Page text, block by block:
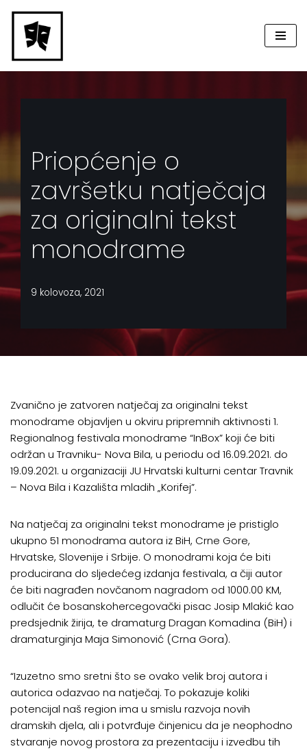
Skip
content
Priopćenje o
završetku natječaja
za originalni tekst
monodrame
9 kolovoza, 2021
Zvanično je zatvoren natječaj za originalni tekst
monodrame objavljen u okviru pripremnih aktivnosti 1.
Regionalnog festivala monodrame “InBox” koji će biti
održan u Travniku- Nova Bila, u periodu od 16.09.2021. do
19.09.2021. u organizaciji JU Hrvatski kulturni centar Travnik
– Nova Bila i Kazališta mladih „Korifej”.
Na natječaj za originalni tekst monodrame je pristiglo
ukupno 51 monodrama autora iz BiH, Crne Gore,
Hrvatske, Slovenije i Srbije. O monodrami koja će biti
producirana do sljedećeg izdanja festivala, a čiji autor
će biti nagrađen novčanom nagradom od 1000.00 KM,
odlučit će bosanskohercegovački pisac Josip Mlakić kao
predsjednik žirija, te dramaturg Dragan Komadina (BiH) i
dramaturginja Maja Simonović (Crna Gora).
“Izuzetno smo sretni što se ovako velik broj autora i
autorica odazvao na natječaj. To pokazuje koliki
potencijal naš region ima u smislu razvoja novih
dramskih djela, ali i potvrđuje činjenicu da je neophodno
stvaranje novog prostora za prezentaciju i izvedbu tih